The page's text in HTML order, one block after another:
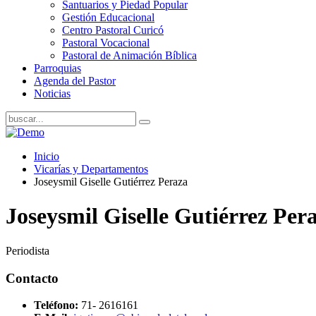
Santuarios y Piedad Popular
Gestión Educacional
Centro Pastoral Curicó
Pastoral Vocacional
Pastoral de Animación Bíblica
Parroquias
Agenda del Pastor
Noticias
Inicio
Vicarías y Departamentos
Joseysmil Giselle Gutiérrez Peraza
Joseysmil Giselle Gutiérrez
Periodista
Contacto
Teléfono: 71- 2616161